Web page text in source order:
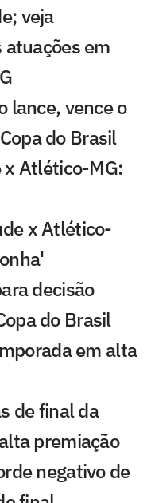
veja
atuações em
lance, vence o
do Brasil
x Atlético-MG:
x Atlético-
decisão
do Brasil
em alta
de final da
premiação
negativo de